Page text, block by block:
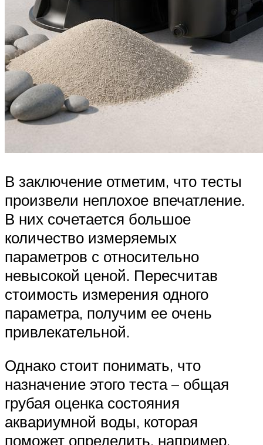
В заключение отметим, что тесты
произвели неплохое впечатление.
В них сочетается большое
количество измеряемых
параметров с относительно
невысокой ценой. Пересчитав
стоимость измерения одного
параметра, получим ее очень
привлекательной.
Однако стоит понимать, что
назначение этого теста – общая
грубая оценка состояния
аквариумной воды, которая
поможет определить, например,